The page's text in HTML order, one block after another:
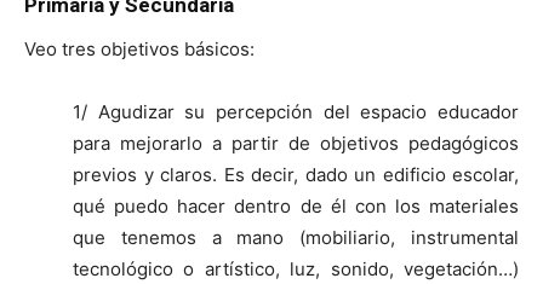
Primaria y Secundaria
Veo tres objetivos básicos:
1/ Agudizar su percepción del espacio educador
para mejorarlo a partir de objetivos pedagógicos
previos y claros. Es decir, dado un edificio escolar,
qué puedo hacer dentro de él con los materiales
que tenemos a mano (mobiliario, instrumental
tecnológico o artístico, luz, sonido, vegetación…)